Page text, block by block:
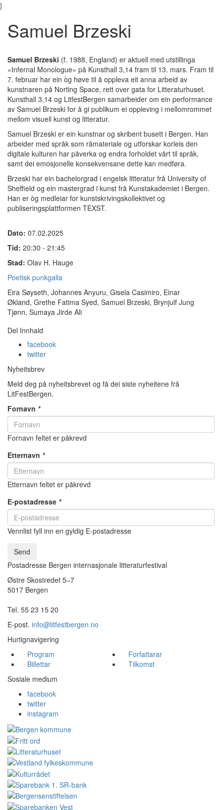
}
Samuel Brzeski
Samuel Brzeski (f. 1988, England) er aktuell med utstillinga
«Infernal Monologue» på Kunsthall 3,14 fram til 13. mars. Fram til
7. februar har ein òg høve til å oppleva eit anna arbeid av
kunstnaren på Norting Space, rett over gata for Litteraturhuset.
Kunsthall 3,14 og LitfestBergen samarbeider om ein performance
av Samuel Brzeski for å gi publikum ei oppleving i mellomrommet
mellom visuell kunst og litteratur.
Samuel Brzeski er ein kunstnar og skribent busett i Bergen. Han
arbeider med språk som råmateriale og utforskar korleis den
digitale kulturen har påverka og endra forholdet vårt til språk,
samt dei emosjonelle konsekvensane dette kan medføra.
Brzeski har ein bachelorgrad i engelsk litteratur frå University of
Sheffield og ein mastergrad i kunst frå Kunstakademiet i Bergen.
Han er òg medleiar for kunstskrivingskollektivet og
publiseringsplattformen TEXST.
Dato: 07.02.2025
Tid: 20:30 - 21:45
Stad: Olav H. Hauge
​Poetisk punkgalla
Eira Søyseth, Johannes Anyuru, Gisela Casimiro, Einar
Økland, Grethe Fatima Syed, Samuel Brzeski, Brynjulf Jung
Tjønn, Sumaya Jirde Ali
Del Innhald
facebook
twitter
Nyheitsbrev
Meld deg på nyheitsbrevet og få dei siste nyheitene frå
LitFestBergen.
Fornavn *
Fornavn feltet er påkrevd
Etternavn *
Etternavn feltet er påkrevd
E-postadresse *
Vennlist fyll inn en gyldig E-postadresse
Send
Postadresse Bergen internasjonale litteraturfestival
Østre Skostredet 5–7
5017 Bergen
Tel. 55 23 15 20
E-post. info@litfestbergen.no
Hurtignavigering
Program
Forfattarar
Billettar
Tilkomst
Sosiale medium
facebook
twitter
instagram